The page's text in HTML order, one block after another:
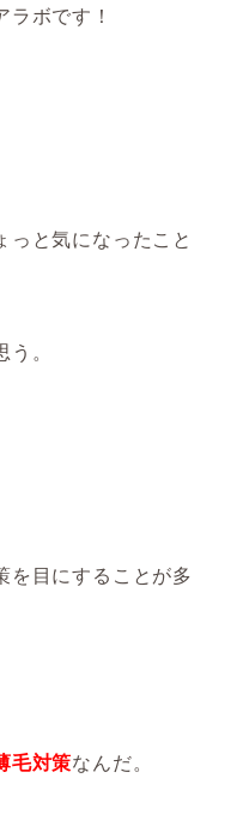
ボです！
っと気になったこと
。
を目にすることが多
毛対策なんだ。